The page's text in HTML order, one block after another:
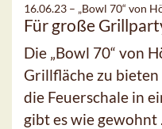
16.06.23 – „Bowl 70“ von
Für große
Die „Bowl 70“ von
Grillfläche zu
die Feuerschale in
gibt es wie gewohnt